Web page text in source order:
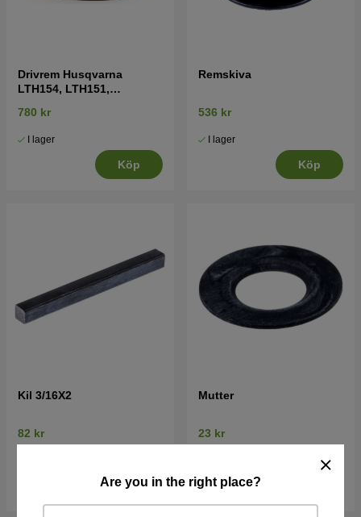
Are you in the right place?
Drivrem Husqvarna
LTH154, LTH151,
LT2216A2
780 kr
I lager
Köp
Remskiva
536 kr
I lager
Köp
Kil 3/16X2
82 kr
Köp
Mutter
23 kr